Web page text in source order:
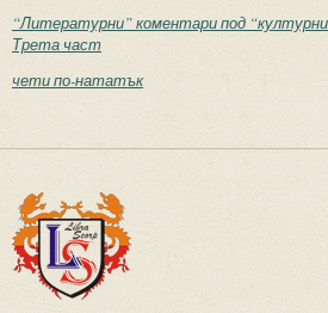
“Литературни” коментари под
Трета част
чети по-нататък